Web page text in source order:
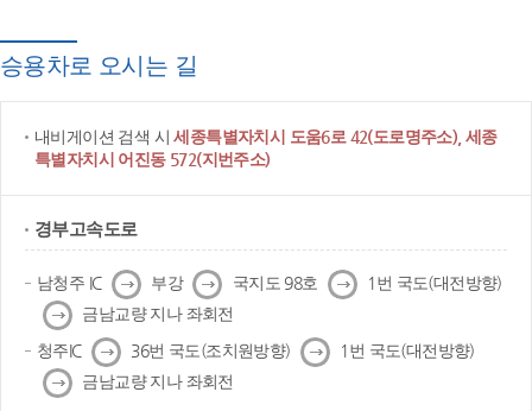
승용차로 오시는 길
내비게이션 검색 시세종특별자치시 도움6로 42(도로명주소), 세종
특별자치시 어진동 572(지번주소)
경부고속도로
남청주 IC 다
음
부강 다
음
국지도 98호 다
음
1번 국도(대전방향)
다
음
금남교량 지나 좌회전
청주IC 다
음
36번 국도(조치원방향) 다
음
1번 국도(대전방향)
다
음
금남교량 지나 좌회전